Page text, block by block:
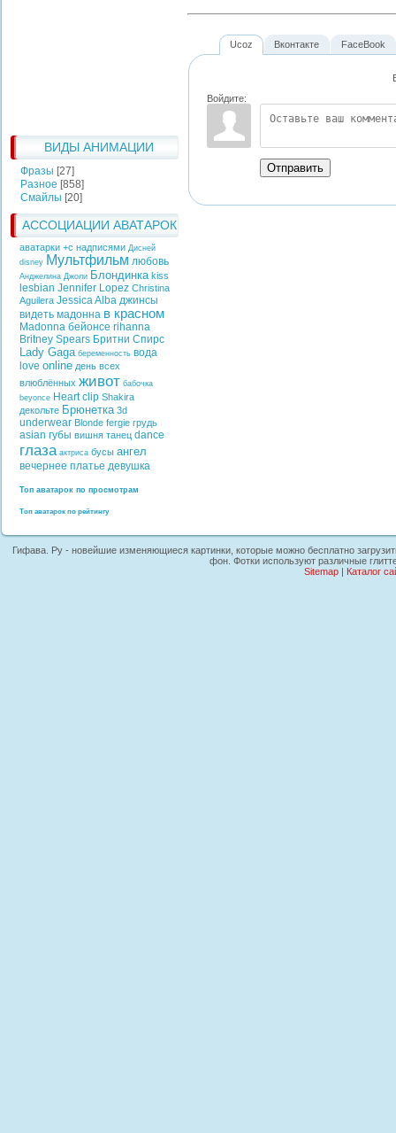
ВИДЫ АНИМАЦИИ
Фразы [27]
Разное [858]
Смайлы [20]
АССОЦИАЦИИ АВАТАРОК
аватарки +с надписями Дисней
disney Мультфильм любовь
Анджелина Джоли Блондинка kiss
lesbian Jennifer Lopez Christina
Aguilera Jessica Alba джинсы
видеть мадонна в красном
Madonna бейонсе rihanna
Britney Spears Бритни Спирс
Lady Gaga беременность вода
love online день всех
влюблённых живот бабочка
beyonce Heart clip Shakira
декольте Брюнетка 3d
underwear Blonde fergie грудь
asian губы вишня танец dance
глаза актриса бусы ангел
вечернее платье девушка
Топ аватарок по просмотрам
Топ аватарок по рейтингу
Ucoz
Войдите:
Отправить
Вконтакте FaceBook
Гифава. Ру - новейшие изменяющиеся картинки, которые можно бесплатно
фон. Фотки используют различные
Sitemap| Каталог